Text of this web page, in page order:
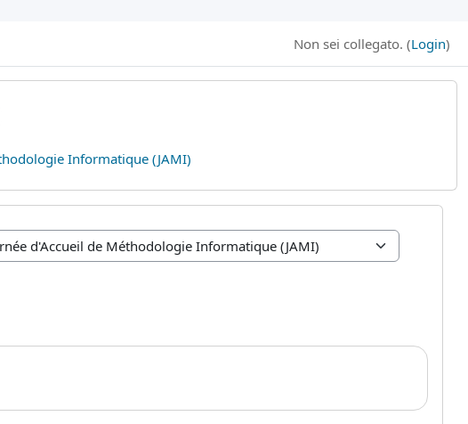
Non sei collegato. (Login)
Informatique (JAMI)